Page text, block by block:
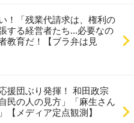
！「残業代請求は、権利の
する経営者たち...必要なの
教育だ！【ブラ弁は見
援団ぶり発揮！ 和田政宗
民の人の見方」「麻生さん
【メディア定点観測】